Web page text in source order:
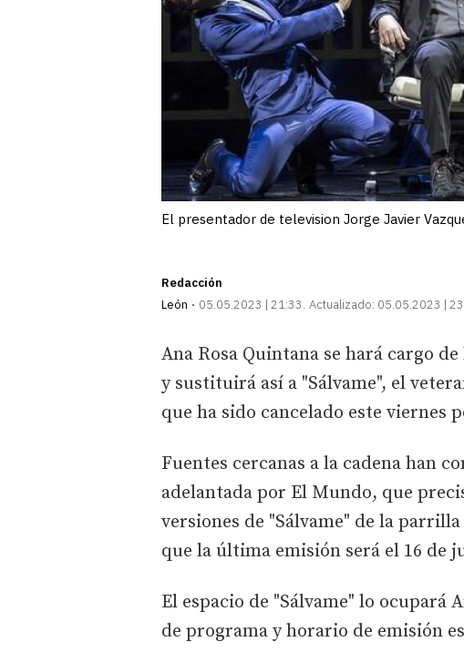
El presentador de television Jorge Javier
Redacción
León
05.05.2023 | 21:33 Actualizado: 05.05.2023 |
Ana Rosa Quintana se hará cargo
y sustituirá así a "Sálvame", el
que ha sido cancelado este viernes
Fuentes cercanas a la cadena han
adelantada por El Mundo, que
versiones de "Sálvame" de la
que la última emisión será el 16 de
El espacio de "Sálvame" lo ocupará
de programa y horario de emisión